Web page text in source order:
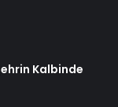
Kalbinde